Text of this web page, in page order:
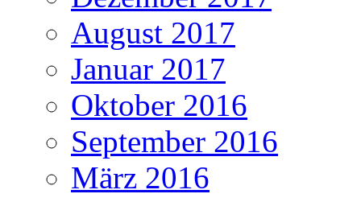
August 2017
Januar 2017
Oktober 2016
September 2016
März 2016